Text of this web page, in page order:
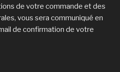
de votre commande et des
vous sera communiqué en
de confirmation de votre